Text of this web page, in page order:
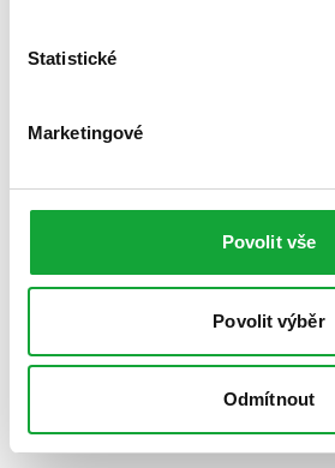
Statistické
Marketingové
Povolit vše
Povolit výběr
Odmítnout